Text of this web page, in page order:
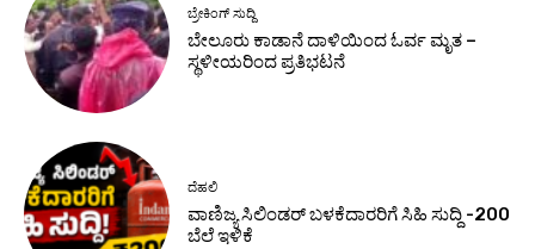
ಬ್ರೇಕಿಂಗ್ ಸುದ್ದಿ
ಬೇಲೂರು ಕಾಡಾನೆ ದಾಳಿಯಿಂದ ಓರ್ವ ಮೃತ –
ಸ್ಥಳೀಯರಿಂದ ಪ್ರತಿಭಟನೆ
ದೆಹಲಿ
ವಾಣಿಜ್ಯ ಸಿಲಿಂಡರ್‌ ಬಳಕೆದಾರರಿಗೆ ಸಿಹಿ ಸುದ್ದಿ -200
ಬೆಲೆ ಇಳಿಕೆ